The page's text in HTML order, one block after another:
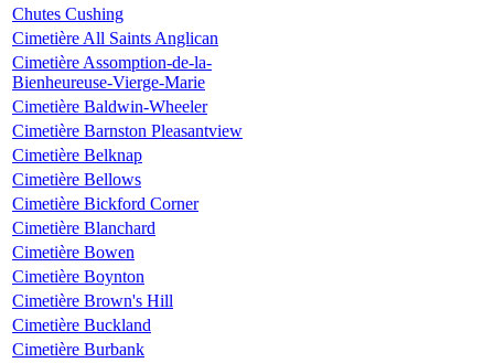
Chutes Cushing
Cimetière All Saints Anglican
Cimetière Assomption-de-la-
Bienheureuse-Vierge-Marie
Cimetière Baldwin-Wheeler
Cimetière Barnston Pleasantview
Cimetière Belknap
Cimetière Bellows
Cimetière Bickford Corner
Cimetière Blanchard
Cimetière Bowen
Cimetière Boynton
Cimetière Brown's Hill
Cimetière Buckland
Cimetière Burbank